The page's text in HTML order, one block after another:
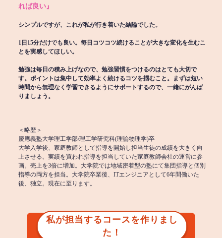
れば良い』
シンプルですが、これが私が行き着いた結論でした。
1日15分だけでも良い。毎日コツコツ続けることが大きな変化を生むこ
とを実感してほしい。
勉強は毎日の積み上げなので、勉強習慣をつけるのはとても大切で
す。ポイントは集中して効率よく続けるコツを掴むこと。まずは短い
時間から無理なく学習できるようにサポートするので、一緒にがんば
りましょう。
＜略歴＞
慶應義塾大学理工学部/理工学研究科(理論物理学)卒
大学入学後、家庭教師として指導を開始し担当生徒の成績を大きく向
上させる。実績を買われ指導を担当していた家庭教師会社の運営に参
画。売上を3倍に増加。大学院では地域密着型の塾にて集団指導と個別
指導の両方を担当。大学院卒業後、ITエンジニアとして6年間働いた
後、独立。現在に至ります。
私が担当するコースを作りまし
た！